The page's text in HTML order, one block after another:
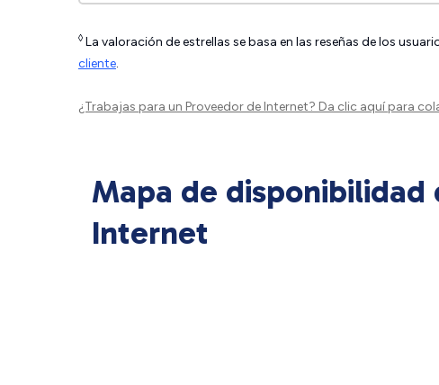
◊ La valoración de estrellas se basa en las reseñas de los
cliente.
¿Trabajas para un Proveedor de Internet? Da clic aquípara
Mapa de disponibilidad
Internet